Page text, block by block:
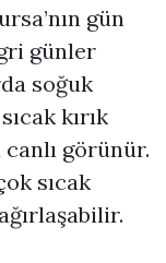
gün
gri günler
soğuk
kırık
görünür.
sıcak